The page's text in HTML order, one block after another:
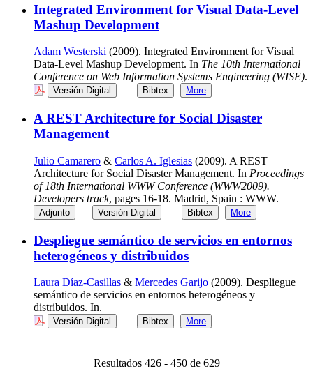
Integrated Environment for Visual Data-Level
Mashup Development
Adam Westerski (2009). Integrated Environment for Visual
Data-Level Mashup Development. In The 10th International
Conference on Web Information Systems Engineering (WISE).
Versión Digital Bibtex More
A REST Architecture for Social Disaster
Management
Julio Camarero & Carlos A. Iglesias (2009). A REST
Architecture for Social Disaster Management. In Proceedings
of 18th International WWW Conference (WWW2009).
Developers track, pages 16-18. Madrid, Spain : WWW.
Adjunto Versión Digital Bibtex More
Despliegue semántico de servicios en entornos
heterogéneos y distribuidos
Laura Díaz-Casillas & Mercedes Garijo (2009). Despliegue
semántico de servicios en entornos heterogéneos y
distribuidos. In.
Versión Digital Bibtex More
Resultados 426 - 450 de 629